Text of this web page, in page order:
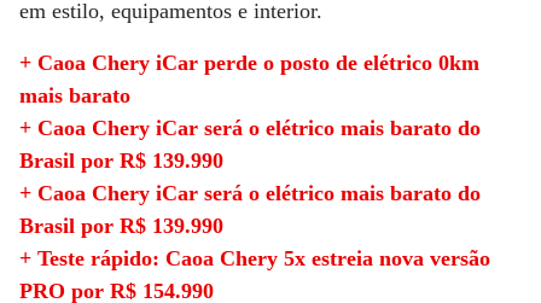
em estilo, equipamentos e interior.
+ Caoa Chery iCar perde o posto de elétrico 0km
mais barato
+ Caoa Chery iCar será o elétrico mais barato do
Brasil por R$ 139.990
+ Caoa Chery iCar será o elétrico mais barato do
Brasil por R$ 139.990
+ Teste rápido: Caoa Chery 5x estreia nova versão
PRO por R$ 154.990